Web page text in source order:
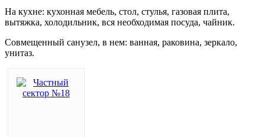
На кухне: кухонная мебель, стол, стулья, газовая плита,
вытяжка, холодильник, вся необходимая посуда, чайник.
Совмещенный санузел, в нем: ванная, раковина, зеркало,
унитаз.